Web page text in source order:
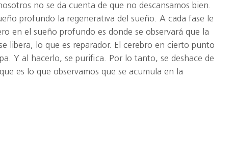
no se da cuenta de que no descansamos bien.
profundo la regenerativa del sueño. A cada fase le
en el sueño profundo es donde se observará que la
libera, lo que es reparador. El cerebro en cierto punto
Y al hacerlo, se purifica. Por lo tanto, se deshace de
es lo que observamos que se acumula en la